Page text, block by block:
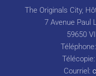
The Originals City,
7 Avenue Paul
59650
Courriel: